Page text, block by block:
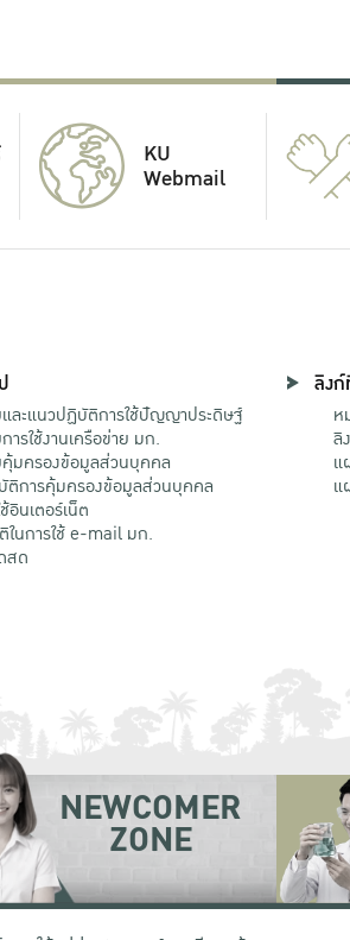
KU
Webmail
ละแนวปฏิบัติการใช้ปัญญาประดิษฐ์
ารใช้งานเครือข่าย มก.
คุ้มครองข้อมูลส่วนบุคคล
ติการคุ้มครองข้อมูลส่วนบุคคล
อินเตอร์เน็ต
นการใช้ e-mail มก.
สด
ลิง
ห
ลิ
แ
แ
NEWCOMER
ZONE